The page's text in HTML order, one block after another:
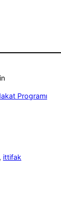
in
Programı
, ittifak